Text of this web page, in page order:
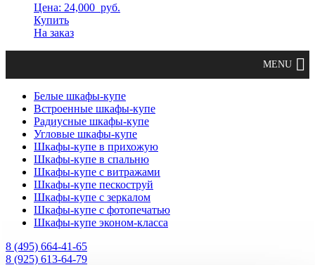
Цена: 24,000 руб.
Купить
На заказ
Белые шкафы-купе
Встроенные шкафы-купе
Радиусные шкафы-купе
Угловые шкафы-купе
Шкафы-купе в прихожую
Шкафы-купе в спальню
Шкафы-купе с витражами
Шкафы-купе пескоструй
Шкафы-купе с зеркалом
Шкафы-купе с фотопечатью
Шкафы-купе эконом-класса
8 (495) 664-41-65
8 (925) 613-64-79